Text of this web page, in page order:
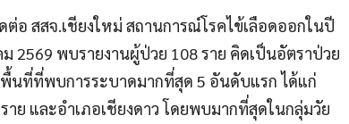
ต่อ สสจ.เชียงใหม่ สถานการณ์โรคไข้เลือดออกในปี
2569 พบรายงานผู้ป่วย 108 ราย คิดเป็นอัตราป่วย
นที่ที่พบการระบาดมากที่สุด 5 อันดับแรก ได้แก่
าย และอำเภอเชียงดาว โดยพบมากที่สุดในกลุ่มวัย